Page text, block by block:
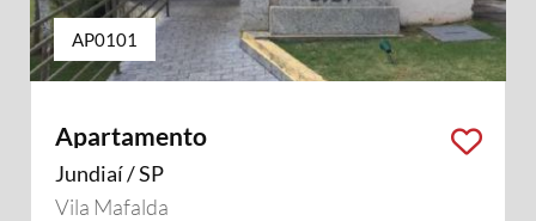
AP0101
Apartamento
Jundiaí / SP
Vila Mafalda